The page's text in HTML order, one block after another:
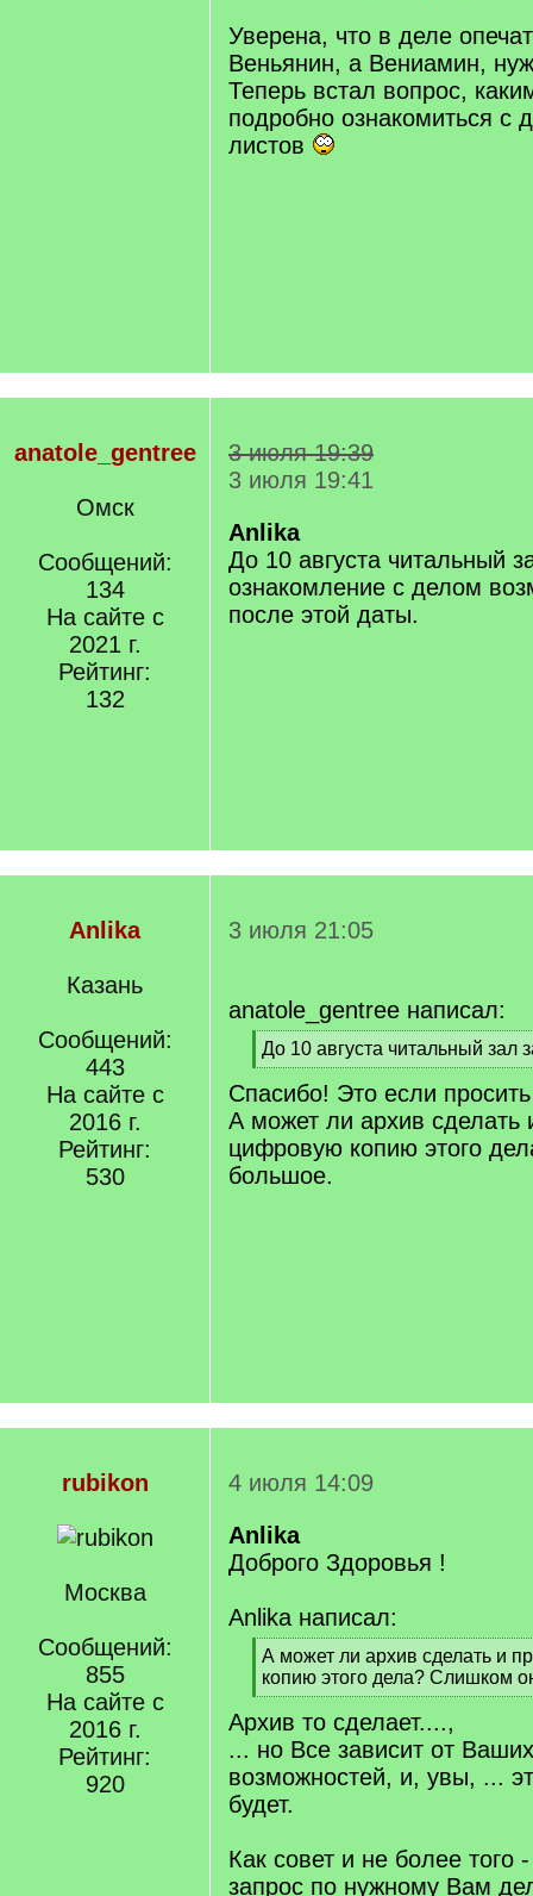
Уверена, что в деле
Веньянин, а Вениамин,
Теперь встал вопрос,
подробно ознакомиться
листов
anatole_gentree
Омск
Сообщений:
134
На сайте с
2021 г.
Рейтинг:
132
3 июля 19:39
3 июля 19:41
Anlika
До 10 августа читальный
ознакомление с делом
после этой даты.
Anlika
Казань
Сообщений:
443
На сайте с
2016 г.
Рейтинг:
530
3 июля 21:05
anatole_gentree написал:
[
q
]
До 10 августа читальный зал
[
/
q
]
Спасибо! Это если
А может ли архив сделать
цифровую копию этого
большое.
rubikon
Москва
Сообщений:
855
На сайте с
2016 г.
Рейтинг:
920
4 июля 14:09
Anlika
Доброго Здоровья !
Anlika написал:
[
q
]
А может ли архив сделать и
копию этого дела? Слишком
[
/
q
Архив то сделает....,
... но Все зависит от
возможностей, и, увы, ...
будет.
Как совет и не более того
запрос по нужному Вам